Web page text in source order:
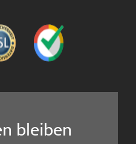
bleiben